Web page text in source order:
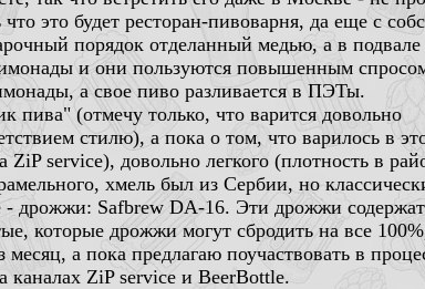
это будет ресторан-пивоварня, да еще с
порядок отделанный медью, а в
и они пользуются повышенным
а свое пиво разливается в ПЭТы.
(отмечу только, что варится довольно
стилю), а пока о том, что варилось в
service), довольно легкого (плотность в
хмель был из Сербии, но
- дрожжи: Safbrew DA-16. Эти дрожжи содержат
которые дрожжи могут сбродить на все
а пока предлагаю поучаствовать в
каналах ZiP service и BeerBottle.